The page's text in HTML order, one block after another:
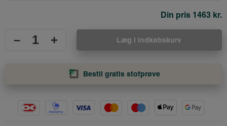
Din pris 1463 kr.
– + Læg i indkøbskurv
Bestil gratis stofprøve